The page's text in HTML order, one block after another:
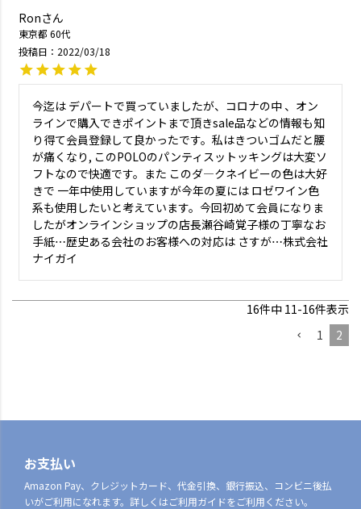
Ron
東京都 60代
投稿日
2022/03/18
今迄は デパートで買っていましたが、コロナの中 、オン
ラインで購入できポイントまで頂きsale品などの情報も知
り得て会員登録して良かったです。私はきついゴムだと腰
が痛くなり, このPOLOのパンティスットッキングは大変ソ
フトなので快適です。また このダ―クネイビーの色は大好
きで 一年中使用していますが今年の夏には ロゼワイン色
系も使用したいと考えています。今回初めて会員になりま
したがオンラインショップの店長瀬谷崎覚子様の丁寧なお
手紙…歴史ある会社のお客様への対応は さすが…株式会社
ナイガイ
16件中 11-16件表示
1
2
お支払い
Amazon Pay、クレジットカード、代金引換、銀行振込、コンビニ後払
いがご利用になれます。詳しくはご利用ガイドをご利用ください。